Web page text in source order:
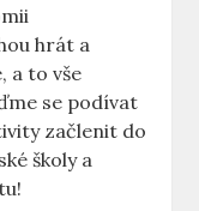
hrát⁣ a
a ⁢to vše
se podívat
začlenit ​do‌
školy a